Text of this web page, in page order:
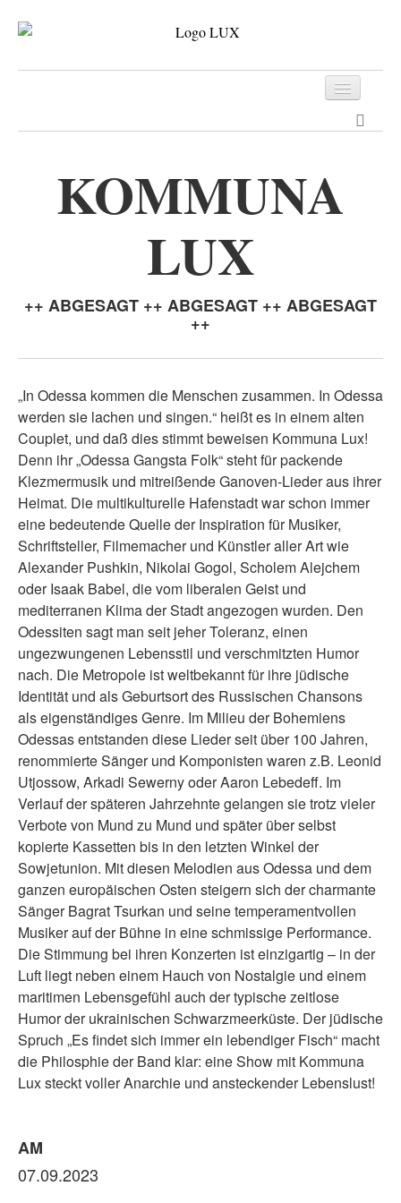
Archiv
KOMMUNA
LUX
++ ABGESAGT ++ ABGESAGT ++ ABGESAGT
++
„In Odessa kommen die Menschen zusammen. In Odessa
werden sie lachen und singen.“ heißt es in einem alten
Couplet, und daß dies stimmt beweisen Kommuna Lux!
Denn ihr „Odessa Gangsta Folk“ steht für packende
Klezmermusik und mitreißende Ganoven-Lieder aus ihrer
Heimat. Die multikulturelle Hafenstadt war schon immer
eine bedeutende Quelle der Inspiration für Musiker,
Schriftsteller, Filmemacher und Künstler aller Art wie
Alexander Pushkin, Nikolai Gogol, Scholem Alejchem
oder Isaak Babel, die vom liberalen Geist und
mediterranen Klima der Stadt angezogen wurden. Den
Odessiten sagt man seit jeher Toleranz, einen
ungezwungenen Lebensstil und verschmitzten Humor
nach. Die Metropole ist weltbekannt für ihre jüdische
Identität und als Geburtsort des Russischen Chansons
als eigenständiges Genre. Im Milieu der Bohemiens
Odessas entstanden diese Lieder seit über 100 Jahren,
renommierte Sänger und Komponisten waren z.B. Leonid
Utjossow, Arkadi Sewerny oder Aaron Lebedeff. Im
Verlauf der späteren Jahrzehnte gelangen sie trotz vieler
Verbote von Mund zu Mund und später über selbst
kopierte Kassetten bis in den letzten Winkel der
Sowjetunion. Mit diesen Melodien aus Odessa und dem
ganzen europäischen Osten steigern sich der charmante
Sänger Bagrat Tsurkan und seine temperamentvollen
Musiker auf der Bühne in eine schmissige Performance.
Die Stimmung bei ihren Konzerten ist einzigartig – in der
Luft liegt neben einem Hauch von Nostalgie und einem
maritimen Lebensgefühl auch der typische zeitlose
Humor der ukrainischen Schwarzmeerküste. Der jüdische
Spruch „Es findet sich immer ein lebendiger Fisch“ macht
die Philosphie der Band klar: eine Show mit Kommuna
Lux steckt voller Anarchie und ansteckender Lebenslust!
AM
07.09.2023